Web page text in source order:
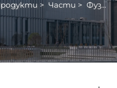
> Части > Фузьонен модул